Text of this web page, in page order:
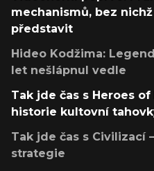
mechanismů, bez
představit
Hideo Kodžima:
let nešlápnul vedle
Tak jde čas s Heroes
historie kultovní
Tak jde čas s Civilizací
strategie